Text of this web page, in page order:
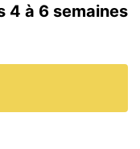
4 à 6 semaines